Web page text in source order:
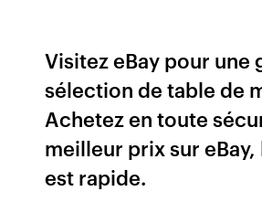
Visitez eBay pour une
sélection de table de
Achetez en toute
meilleur prix sur
est rapide.